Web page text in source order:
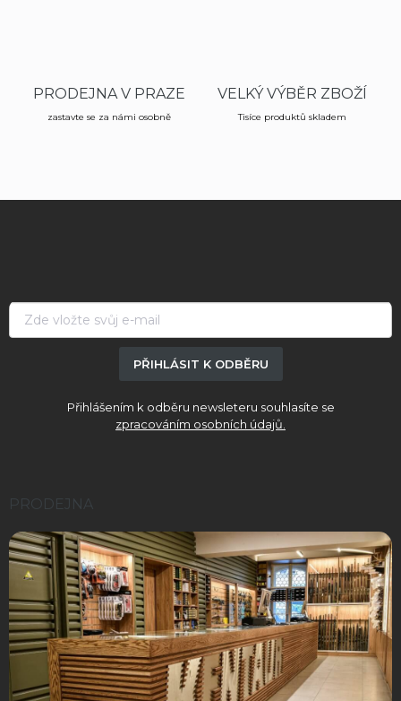
PRODEJNA V PRAZE
zastavte se za námi osobně
VELKÝ VÝBĚR ZBOŽÍ
Tisíce produktů skladem
PŘIHLÁSIT K ODBĚRU
Přihlášením k odběru newsleteru souhlasíte se
zpracováním osobních údajů.
PRODEJNA